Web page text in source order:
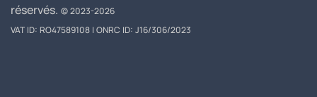
réservés. © 2023-2026
VAT ID: RO47589108 | ONRC ID: J16/306/2023